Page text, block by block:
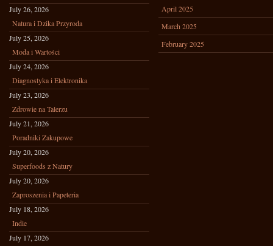
July 26, 2026
Natura i Dzika Przyroda
July 25, 2026
Moda i Wartości
July 24, 2026
Diagnostyka i Elektronika
July 23, 2026
Zdrowie na Talerzu
July 21, 2026
Poradniki Zakupowe
July 20, 2026
Superfoods z Natury
July 20, 2026
Zaproszenia i Papeteria
July 18, 2026
Indie
July 17, 2026
April 2025
March 2025
February 2025